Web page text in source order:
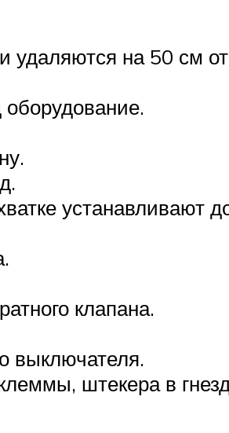
удаляются на 50 см
устанавливают
клапана.
выключателя.
штекера в